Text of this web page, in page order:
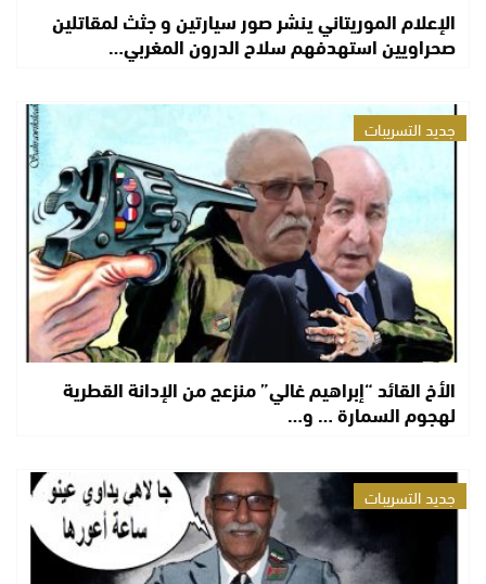
الإعلام الموريتاني ينشر صور سيارتين و جثث لمقاتلين
صحراويين استهدفهم سلاح الدرون المغربي…
جديد التسريبات
الأخ القائد “إبراهيم غالي” منزعج من الإدانة القطرية
لهجوم السمارة … و…
جديد التسريبات